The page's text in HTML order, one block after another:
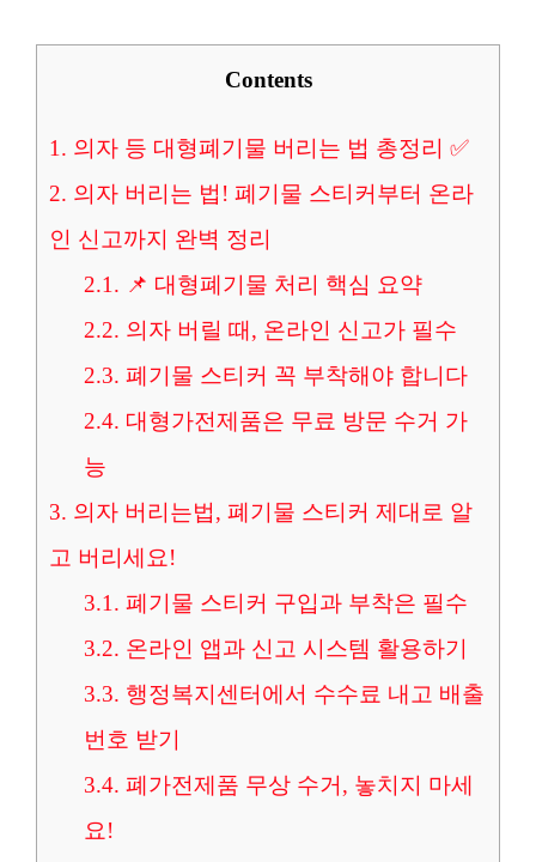
Contents
1. 의자 등 대형폐기물 버리는 법 총정리 ✅
2. 의자 버리는 법! 폐기물 스티커부터 온라
인 신고까지 완벽 정리
2.1. 📌 대형폐기물 처리 핵심 요약
2.2. 의자 버릴 때, 온라인 신고가 필수
2.3. 폐기물 스티커 꼭 부착해야 합니다
2.4. 대형가전제품은 무료 방문 수거 가
능
3. 의자 버리는법, 폐기물 스티커 제대로 알
고 버리세요!
3.1. 폐기물 스티커 구입과 부착은 필수
3.2. 온라인 앱과 신고 시스템 활용하기
3.3. 행정복지센터에서 수수료 내고 배출
번호 받기
3.4. 폐가전제품 무상 수거, 놓치지 마세
요!